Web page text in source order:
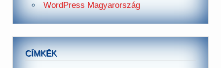
WordPress Magyarország
CÍMKÉK